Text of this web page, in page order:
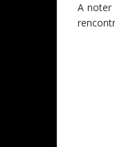
A noter